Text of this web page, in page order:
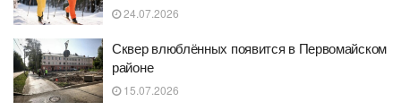
24.07.2026
Сквер влюблённых появится в Первомайском
районе
15.07.2026